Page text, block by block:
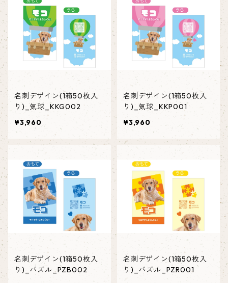
名刺デザイン(1箱50枚入
り)_気球_KKG002
¥3,960
名刺デザイン(1箱50枚入
り)_気球_KKP001
¥3,960
名刺デザイン(1箱50枚入
り)_パズル_PZB002
名刺デザイン(1箱50枚入
り)_パズル_PZR001